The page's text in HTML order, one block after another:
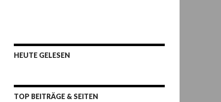
HEUTE GELESEN
TOP BEITRÄGE & SEITEN